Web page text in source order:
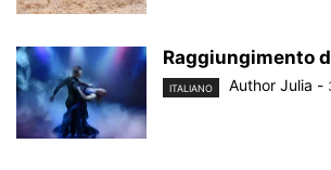
Raggiungimento
ITALIANO Author Julia -